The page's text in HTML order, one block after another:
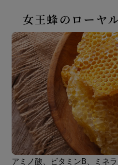
女王蜂のローヤ
アミノ酸、ビタミンB、ミネ